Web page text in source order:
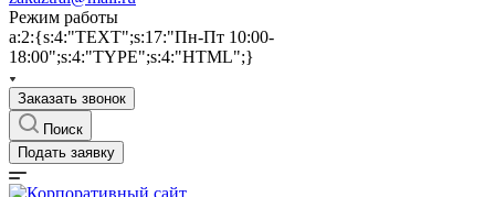
Режим работы
a:2:{s:4:"TEXT";s:17:"Пн-Пт 10:00-
18:00";s:4:"TYPE";s:4:"HTML";}
Заказать звонок
Поиск
Подать заявку